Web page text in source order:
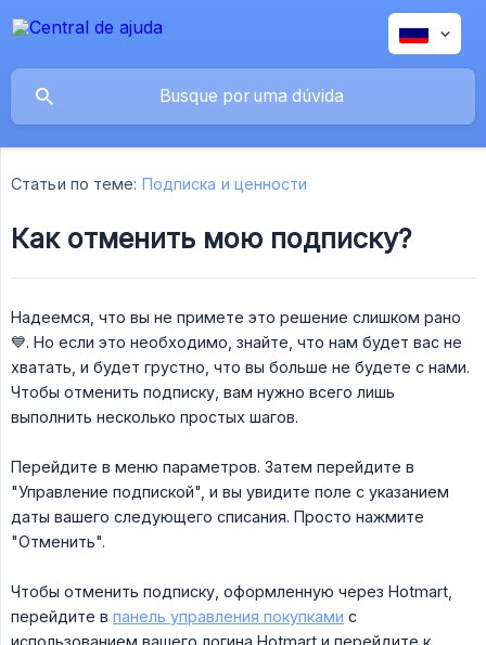
Статьи по теме: Подписка и ценности
Как отменить мою подписку?
Надеемся, что вы не примете это решение слишком рано
💙. Но если это необходимо, знайте, что нам будет вас не
хватать, и будет грустно, что вы больше не будете с нами.
Чтобы отменить подписку, вам нужно всего лишь
выполнить несколько простых шагов.
Перейдите в меню параметров. Затем перейдите в
"Управление подпиской", и вы увидите поле с указанием
даты вашего следующего списания. Просто нажмите
"Отменить".
Чтобы отменить подписку, оформленную через Hotmart,
перейдите в панель управления покупками с
использованием вашего логина Hotmart и перейдите к